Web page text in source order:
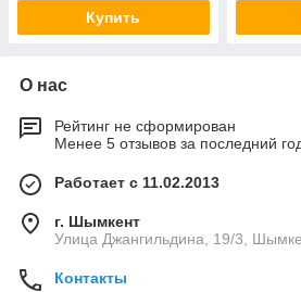
Купить
О нас
Рейтинг не сформирован
Менее 5 отзывов за последний
Работает с 11.02.2013
г. Шымкент
Улица Джангильдина, 19/3,
Контакты